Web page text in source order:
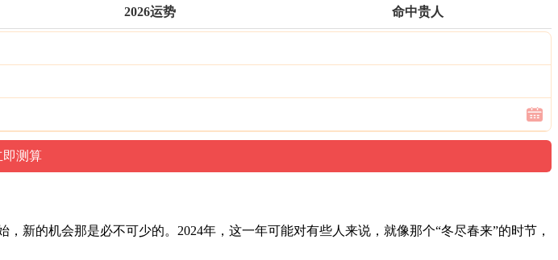
2026运势 命中贵人
新的机会那是必不可少的。2024年，这一年可能对有些人来说，就像那个“冬尽春来”的时节，